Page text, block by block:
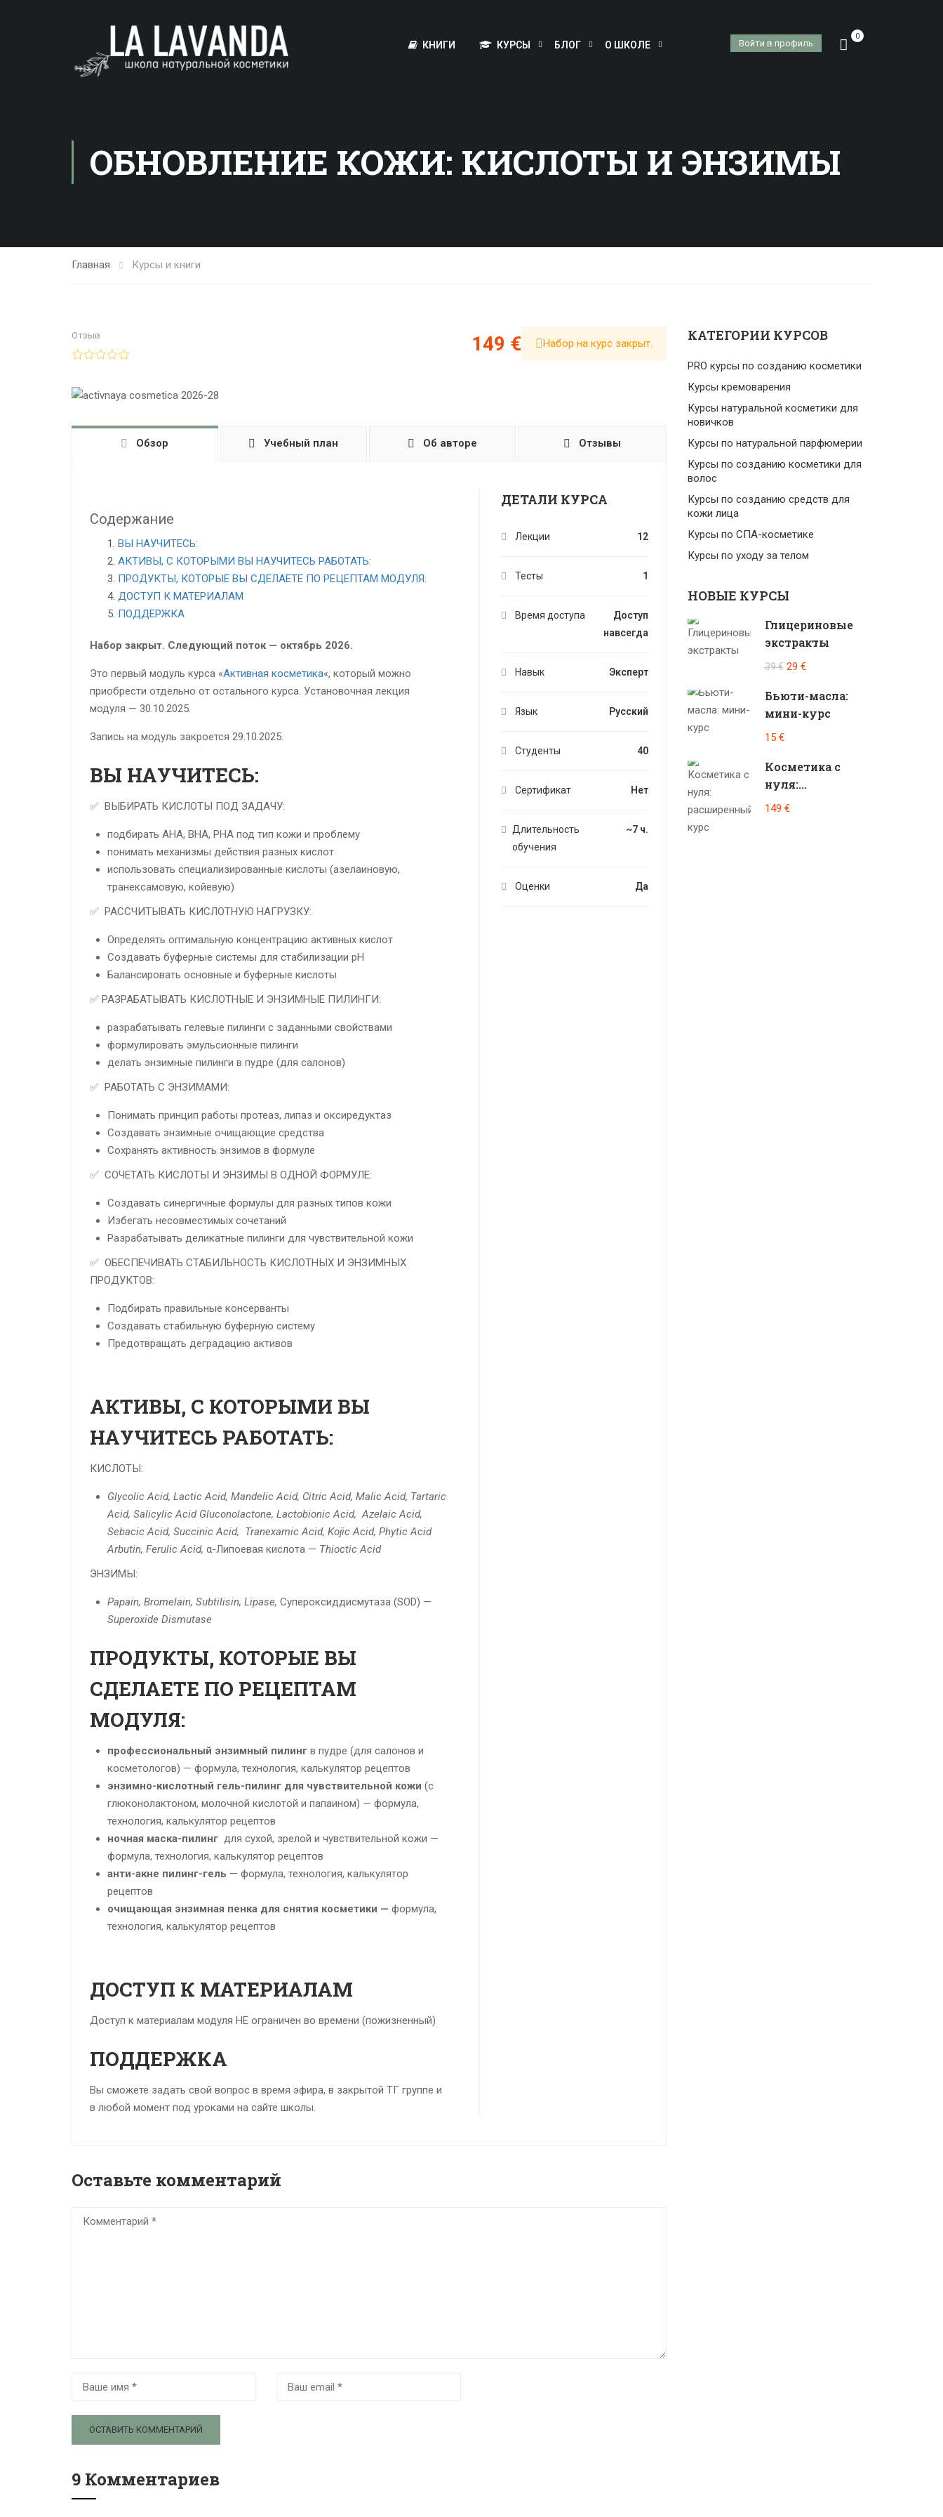
КНИГИ КУРСЫ БЛОГ О ШКОЛЕ Войти в профиль
0
ОБНОВЛЕНИЕ КОЖИ: КИСЛОТЫ И ЭНЗИМЫ
Главная Курсы и книги
Отзыв 149 € Набор на курс закрыт.
Обзор Учебный план Об авторе Отзывы
Содержание
ВЫ НАУЧИТЕСЬ:
АКТИВЫ, С КОТОРЫМИ ВЫ НАУЧИТЕСЬ РАБОТАТЬ:
ПРОДУКТЫ, КОТОРЫЕ ВЫ СДЕЛАЕТЕ ПО РЕЦЕПТАМ МОДУЛЯ:
ДОСТУП К МАТЕРИАЛАМ
ПОДДЕРЖКА
Набор закрыт. Следующий поток — октябрь 2026.
Это первый модуль курса «Активная косметика«, который можно
приобрести отдельно от остального курса. Установочная лекция
модуля — 30.10.2025.
Запись на модуль закроется 29.10.2025.
ВЫ НАУЧИТЕСЬ:
✅ ВЫБИРАТЬ КИСЛОТЫ ПОД ЗАДАЧУ:
подбирать AHA, BHA, PHA под тип кожи и проблему
понимать механизмы действия разных кислот
использовать специализированные кислоты (азелаиновую,
транексамовую, койевую)
✅ РАССЧИТЫВАТЬ КИСЛОТНУЮ НАГРУЗКУ:
Определять оптимальную концентрацию активных кислот
Создавать буферные системы для стабилизации pH
Балансировать основные и буферные кислоты
✅ РАЗРАБАТЫВАТЬ КИСЛОТНЫЕ И ЭНЗИМНЫЕ ПИЛИНГИ:
разрабатывать гелевые пилинги с заданными свойствами
формулировать эмульсионные пилинги
делать энзимные пилинги в пудре (для салонов)
✅ РАБОТАТЬ С ЭНЗИМАМИ:
Понимать принцип работы протеаз, липаз и оксиредуктаз
Создавать энзимные очищающие средства
Сохранять активность энзимов в формуле
✅ СОЧЕТАТЬ КИСЛОТЫ И ЭНЗИМЫ В ОДНОЙ ФОРМУЛЕ:
Создавать синергичные формулы для разных типов кожи
Избегать несовместимых сочетаний
Разрабатывать деликатные пилинги для чувствительной кожи
✅ ОБЕСПЕЧИВАТЬ СТАБИЛЬНОСТЬ КИСЛОТНЫХ И ЭНЗИМНЫХ
ПРОДУКТОВ:
Подбирать правильные консерванты
Создавать стабильную буферную систему
Предотвращать деградацию активов
АКТИВЫ, С КОТОРЫМИ ВЫ
НАУЧИТЕСЬ РАБОТАТЬ:
КИСЛОТЫ:
Glycolic Acid, Lactic Acid, Mandelic Acid, Citric Acid, Malic Acid, Tartaric
Acid, Salicylic Acid Gluconolactone, Lactobionic Acid, Azelaic Acid,
Sebacic Acid, Succinic Acid, Tranexamic Acid, Kojic Acid, Phytic Acid
Arbutin, Ferulic Acid, α-Липоевая кислота — Thioctic Acid
ЭНЗИМЫ:
Papain, Bromelain, Subtilisin, Lipase, Супероксиддисмутаза (SOD) —
Superoxide Dismutase
ПРОДУКТЫ, КОТОРЫЕ ВЫ
СДЕЛАЕТЕ ПО РЕЦЕПТАМ
МОДУЛЯ:
профессиональный энзимный пилинг в пудре (для салонов и
косметологов) — формула, технология, калькулятор рецептов
энзимно-кислотный гель-пилинг для чувствительной кожи (с
глюконолактоном, молочной кислотой и папаином) — формула,
технология, калькулятор рецептов
ночная маска-пилинг для сухой, зрелой и чувствительной кожи —
формула, технология, калькулятор рецептов
анти-акне пилинг-гель — формула, технология, калькулятор
рецептов
очищающая энзимная пенка для снятия косметики — формула,
технология, калькулятор рецептов
ДОСТУП К МАТЕРИАЛАМ
Доступ к материалам модуля НЕ ограничен во времени (пожизненный)
ПОДДЕРЖКА
Вы сможете задать свой вопрос в время эфира, в закрытой ТГ группе и
в любой момент под уроками на сайте школы.
ДЕТАЛИ КУРСА
Лекции 12
Тесты 1
Время доступа
Доступ
навсегда
Навык Эксперт
Язык Русский
Студенты 40
Сертификат Нет
Длительность
обучения
~7 ч.
Оценки Да
Оставьте комментарий
9 Комментариев
КАТЕГОРИИ КУРСОВ
PRO курсы по созданию косметики
Курсы кремоварения
Курсы натуральной косметики для
новичков
Курсы по натуральной парфюмерии
Курсы по созданию косметики для
волос
Курсы по созданию средств для
кожи лица
Курсы по СПА-косметике
Курсы по уходу за телом
НОВЫЕ КУРСЫ
Глицериновые
экстракты
39 € 29 €
Бьюти-масла:
мини-курс
15 €
Косметика с
нуля:
расширенный
149 €